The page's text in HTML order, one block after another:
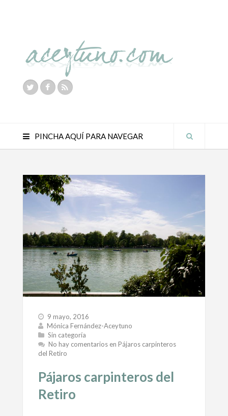
PINCHA AQUÍ PARA NAVEGAR
9 mayo, 2016
Mónica Fernández-Aceytuno
Sin categoría
No hay comentariosen Pájaros carpinteros
del Retiro
Pájaros carpinteros del
Retiro